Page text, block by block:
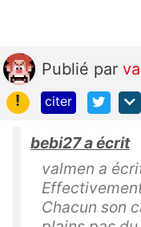
Publié par
!
citer
bebi27 a écrit
valmen a
Chacun son